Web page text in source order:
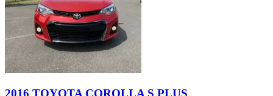
2016 TOYOTA COROLLA S PLUS